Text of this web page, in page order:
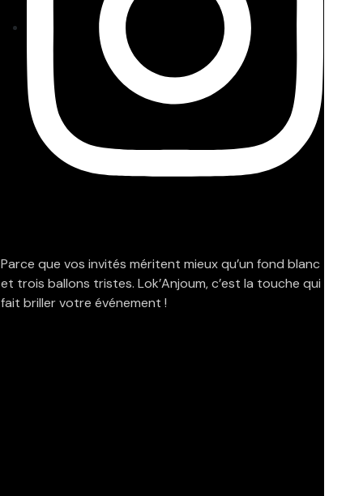
Parce que vos invités méritent mieux qu’un fond blanc
et trois ballons tristes. Lok’Anjoum, c’est la touche qui
fait briller votre événement !